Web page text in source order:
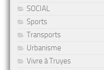
SOCIAL
Sports
Transports
Urbanisme
Vivre à Truyes